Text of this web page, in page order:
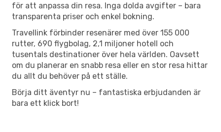
för att anpassa din resa. Inga dolda avgifter – bara
transparenta priser och enkel bokning.
Travellink förbinder resenärer med över 155 000
rutter, 690 flygbolag, 2,1 miljoner hotell och
tusentals destinationer över hela världen. Oavsett
om du planerar en snabb resa eller en stor resa hittar
du allt du behöver på ett ställe.
Börja ditt äventyr nu – fantastiska erbjudanden är
bara ett klick bort!